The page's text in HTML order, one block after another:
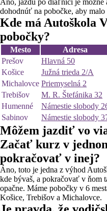
Áno, jazdu po diaľnici je možné
dohodnúť na pobočke, aby
Kde má Autoškola
pobočky?
Mesto
Adresa
Prešov
Hlavná 50
Košice
Južná trieda 2/A
Michalovce Priemyselná 2
Trebišov
M. R. Štefánika 32
Humenné
Námestie slobody
Sabinov
Námestie slobody
Môžem jazdiť vo
Začať kurz v
pokračovať v inej?
Áno, toto je jedna z výhod
kde bývaš, a pokračovať v ňom
opačne. Máme pobočky v 6
Košice, Trebišov a Michalovce.